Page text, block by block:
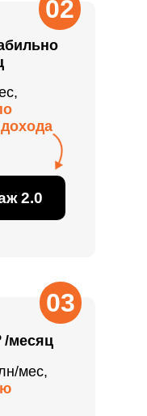
/месяц
мес,
2.0
03
02